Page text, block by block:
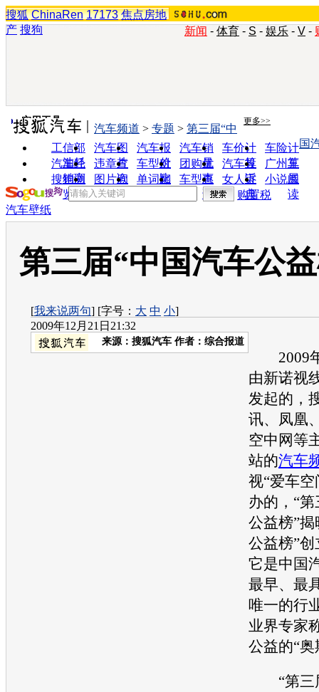
搜狐 ChinaRen 17173 焦点房地
产 搜狗 新闻 - 体育 - S - 娱乐 - V -
实用工具 更多>>
工信部
油耗
汽车图
片
汽车报
价
汽车销
量
车价计
算
车险计
算
汽车经
销商
违章查
询
车型对
比
团购优
惠
汽车投
诉
广州车
展
搜狗浏
览器
图片欣
赏
单词翻
车型查
询
女人宝
典
小说阅
读
汽车频道 > 专题 > 第三届“中
国
购置税
汽车壁纸
第三届“中国汽车公
[我来说两句] [字号： 大 中 小]
2009年12月21日21:32
来源： 搜狐汽车 作者：综合报道
2009年
由新诺视
发起的，
讯、凤凰
空中网等
站的汽车
视“爱车
办的，“
公益榜”
公益榜”
它是中国
最早、最
唯一的行
业界专家
公益的“奥
“第三